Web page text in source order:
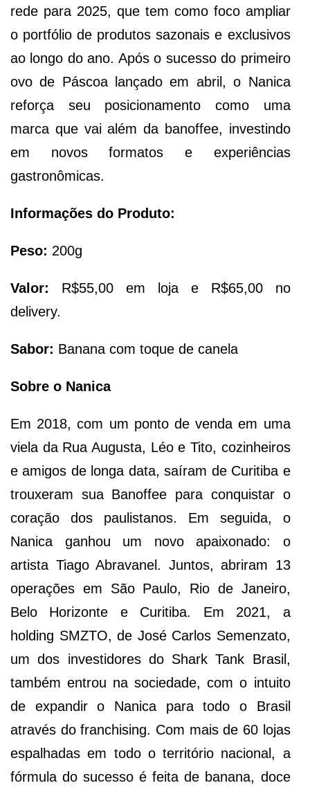
rede para 2025, que tem como foco ampliar
o portfólio de produtos sazonais e exclusivos
ao longo do ano. Após o sucesso do primeiro
ovo de Páscoa lançado em abril, o Nanica
reforça seu posicionamento como uma
marca que vai além da banoffee, investindo
em novos formatos e experiências
gastronômicas.
Informações do Produto:
Peso: 200g
Valor: R$55,00 em loja e R$65,00 no
delivery.
Sabor: Banana com toque de canela
Sobre o Nanica
Em 2018, com um ponto de venda em uma
viela da Rua Augusta, Léo e Tito, cozinheiros
e amigos de longa data, saíram de Curitiba e
trouxeram sua Banoffee para conquistar o
coração dos paulistanos. Em seguida, o
Nanica ganhou um novo apaixonado: o
artista Tiago Abravanel. Juntos, abriram 13
operações em São Paulo, Rio de Janeiro,
Belo Horizonte e Curitiba. Em 2021, a
holding SMZTO, de José Carlos Semenzato,
um dos investidores do Shark Tank Brasil,
também entrou na sociedade, com o intuito
de expandir o Nanica para todo o Brasil
através do franchising. Com mais de 60 lojas
espalhadas em todo o território nacional, a
fórmula do sucesso é feita de banana, doce